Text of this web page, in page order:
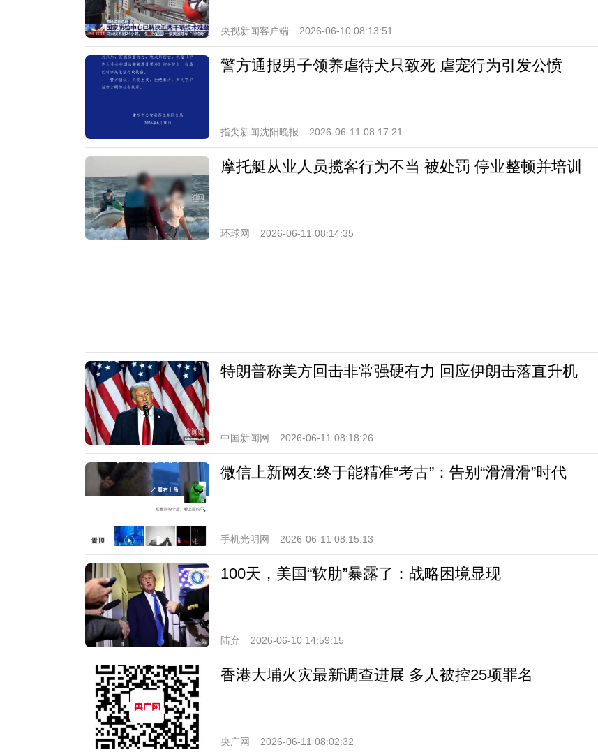
央视新闻客户端 2026-06-10 08:13:51
警方通报男子领养虐待犬只致死 虐宠行为引发公愤
指尖新闻沈阳晚报 2026-06-11 08:17:21
摩托艇从业人员揽客行为不当 被处罚 停业整顿并培训
环球网 2026-06-11 08:14:35
特朗普称美方回击非常强硬有力 回应伊朗击落直升机
中国新闻网 2026-06-11 08:18:26
微信上新网友:终于能精准“考古”：告别“滑滑滑”时代
手机光明网 2026-06-11 08:15:13
100天，美国“软肋”暴露了：战略困境显现
陆弃 2026-06-10 14:59:15
香港大埔火灾最新调查进展 多人被控25项罪名
央广网 2026-06-11 08:02:32